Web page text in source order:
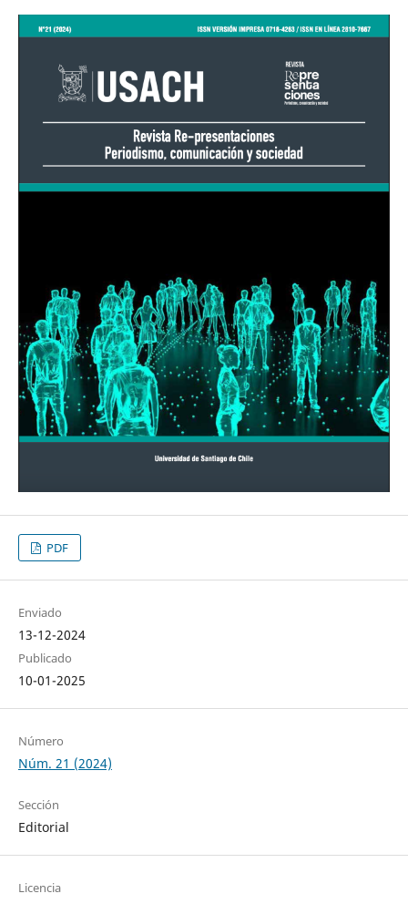
PDF
Enviado
13-12-2024
Publicado
10-01-2025
Número
Núm. 21 (2024)
Sección
Editorial
Licencia